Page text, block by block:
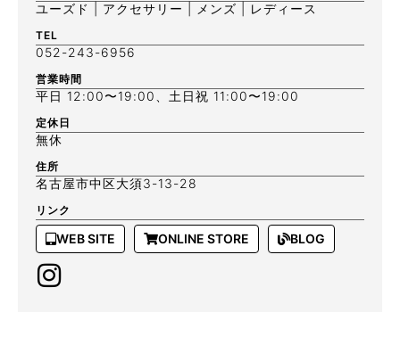
ユーズド | アクセサリー | メンズ | レディース
TEL
052-243-6956
営業時間
平日 12:00〜19:00、土日祝 11:00〜19:00
定休日
無休
住所
名古屋市中区大須3-13-28
リンク
WEB SITE ONLINE STORE BLOG